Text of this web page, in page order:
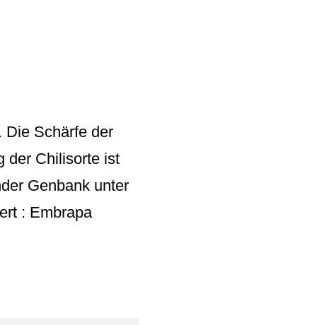
Die Schärfe der
der Chilisorte ist
Genbank unter
: Embrapa